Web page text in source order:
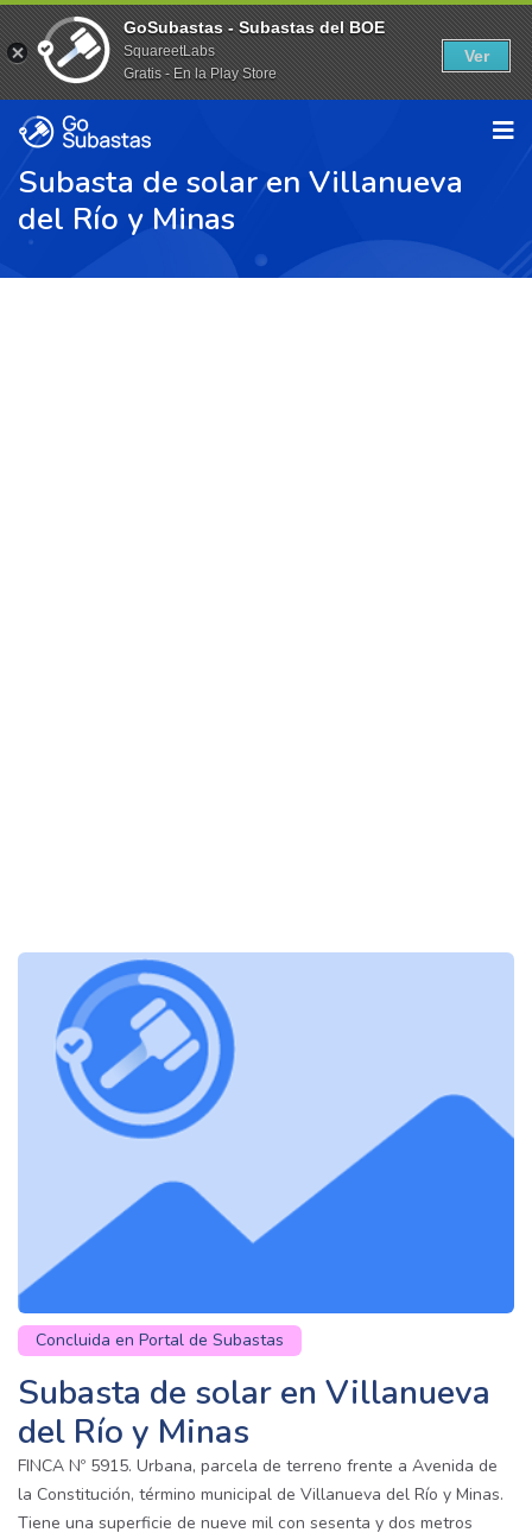
Subasta de solar en Villanueva
del Río y Minas
Concluida en Portal de Subastas
Subasta de solar en Villanueva
del Río y Minas
FINCA Nº 5915. Urbana, parcela de terreno frente a Avenida de
la Constitución, término municipal de Villanueva del Río y Minas.
Tiene una superficie de nueve mil con sesenta y dos metros
GoSubastas - Subastas del BOE
SquareetLabs
Gratis - En la Play Store
Ver